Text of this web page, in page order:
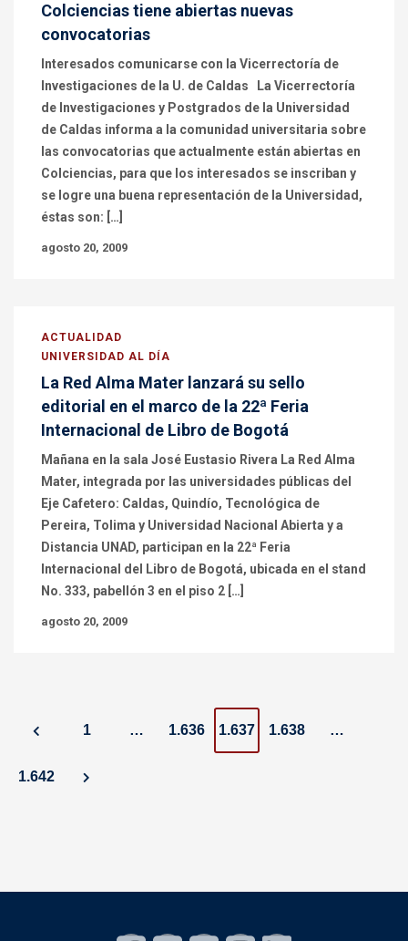
Colciencias tiene abiertas nuevas
convocatorias
Interesados comunicarse con la Vicerrectoría de
Investigaciones de la U. de Caldas La Vicerrectoría
de Investigaciones y Postgrados de la Universidad
de Caldas informa a la comunidad universitaria sobre
las convocatorias que actualmente están abiertas en
Colciencias, para que los interesados se inscriban y
se logre una buena representación de la Universidad,
éstas son: […]
agosto 20, 2009
ACTUALIDAD
UNIVERSIDAD AL DÍA
La Red Alma Mater lanzará su sello
editorial en el marco de la 22ª Feria
Internacional de Libro de Bogotá
Mañana en la sala José Eustasio Rivera La Red Alma
Mater, integrada por las universidades públicas del
Eje Cafetero: Caldas, Quindío, Tecnológica de
Pereira, Tolima y Universidad Nacional Abierta y a
Distancia UNAD, participan en la 22ª Feria
Internacional del Libro de Bogotá, ubicada en el stand
No. 333, pabellón 3 en el piso 2 […]
agosto 20, 2009
P
o
s
1 … 1.636 1.637 1.638 …
1.642